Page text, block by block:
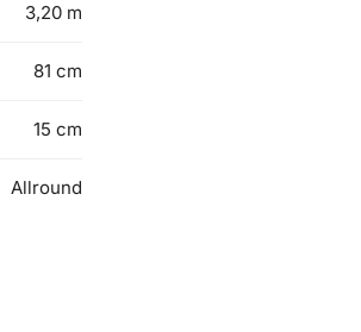
3,20 m
81 cm
15 cm
Allround